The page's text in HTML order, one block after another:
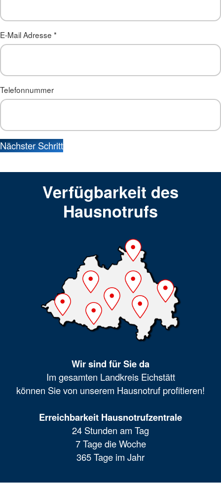
E-Mail Adresse *
Telefonnummer
Nächster Schritt
Verfügbarkeit des
Hausnotrufs
Wir sind für Sie da
Im gesamten Landkreis Eichstätt
können Sie von unserem Hausnotruf profitieren!
Erreichbarkeit Hausnotrufzentrale
24 Stunden am Tag
7 Tage die Woche
365 Tage im Jahr